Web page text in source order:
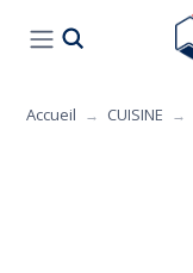
Accueil CUISINE